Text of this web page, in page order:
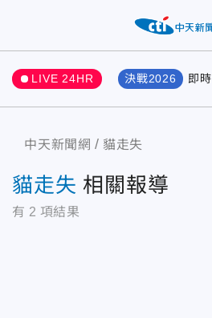
LIVE 24HR 決戰2026 即時
中天新聞網 貓走失
貓走失 相關報導
有 2 項結果